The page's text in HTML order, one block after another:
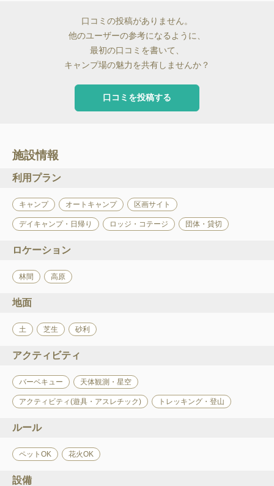
口コミの投稿がありません。
他のユーザーの参考になるように、
最初の口コミを書いて、
キャンプ場の魅力を共有しませんか？
口コミを投稿する
施設情報
利用プラン
キャンプ オートキャンプ 区画サイト
デイキャンプ・日帰り ロッジ・コテージ 団体・貸切
ロケーション
林間 高原
地面
土 芝生 砂利
アクティビティ
バーベキュー 天体観測・星空
アクティビティ(遊具・アスレチック) トレッキング・登山
ルール
ペットOK 花火OK
設備